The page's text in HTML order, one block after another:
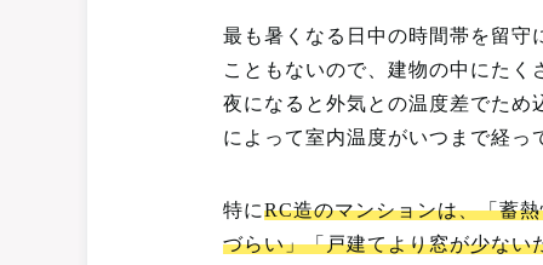
最も暑くなる日中の時間帯を留
こともないので、建物の中にた
夜になると外気との温度差でた
によって室内温度がいつまで経
特にRC造のマンションは、「蓄
づらい」「戸建てより窓が少な